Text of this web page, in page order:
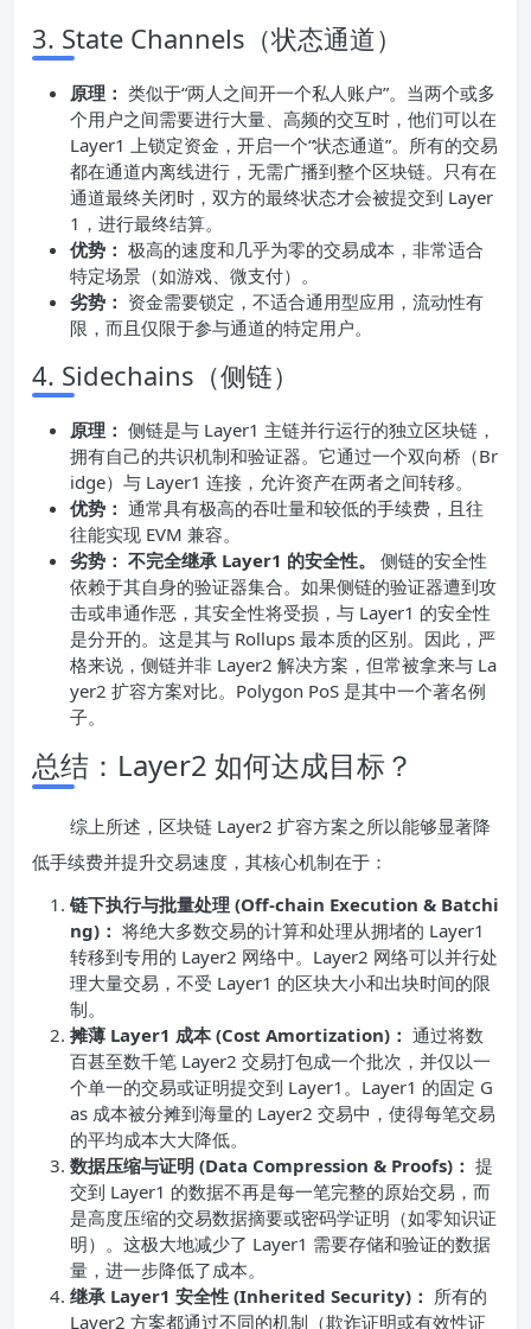
3. State Channels（状态通道）
原理： 类似于“两人之间开一个私人账户”。当两个或多
个用户之间需要进行大量、高频的交互时，他们可以在
Layer1 上锁定资金，开启一个“状态通道”。所有的交易
都在通道内离线进行，无需广播到整个区块链。只有在
通道最终关闭时，双方的最终状态才会被提交到 Layer
1，进行最终结算。
优势： 极高的速度和几乎为零的交易成本，非常适合
特定场景（如游戏、微支付）。
劣势： 资金需要锁定，不适合通用型应用，流动性有
限，而且仅限于参与通道的特定用户。
4. Sidechains（侧链）
原理： 侧链是与 Layer1 主链并行运行的独立区块链，
拥有自己的共识机制和验证器。它通过一个双向桥（Br
idge）与 Layer1 连接，允许资产在两者之间转移。
优势： 通常具有极高的吞吐量和较低的手续费，且往
往能实现 EVM 兼容。
劣势： 不完全继承 Layer1 的安全性。
侧链的安全性
依赖于其自身的验证器集合。如果侧链的验证器遭到攻
击或串通作恶，其安全性将受损，与 Layer1 的安全性
是分开的。这是其与 Rollups 最本质的区别。因此，严
格来说，侧链并非 Layer2 解决方案，但常被拿来与 La
yer2 扩容方案对比。Polygon PoS 是其中一个著名例
子。
总结：Layer2 如何达成目标？
综上所述，区块链 Layer2 扩容方案之所以能够显著降
低手续费并提升交易速度，其核心机制在于：
链下执行与批量处理 (Off-chain Execution & Batchi
ng)： 将绝大多数交易的计算和处理从拥堵的 Layer1
转移到专用的 Layer2 网络中。Layer2 网络可以并行处
理大量交易，不受 Layer1 的区块大小和出块时间的限
制。
摊薄 Layer1 成本 (Cost Amortization)： 通过将数
百甚至数千笔 Layer2 交易打包成一个批次，并仅以一
个单一的交易或证明提交到 Layer1。Layer1 的固定 G
as 成本被分摊到海量的 Layer2 交易中，使得每笔交易
的平均成本大大降低。
数据压缩与证明 (Data Compression & Proofs)： 提
交到 Layer1 的数据不再是每一笔完整的原始交易，而
是高度压缩的交易数据摘要或密码学证明（如零知识证
明）。这极大地减少了 Layer1 需要存储和验证的数据
量，进一步降低了成本。
继承 Layer1 安全性 (Inherited Security)： 所有的
Layer2 方案都通过不同的机制（欺诈证明或有效性证